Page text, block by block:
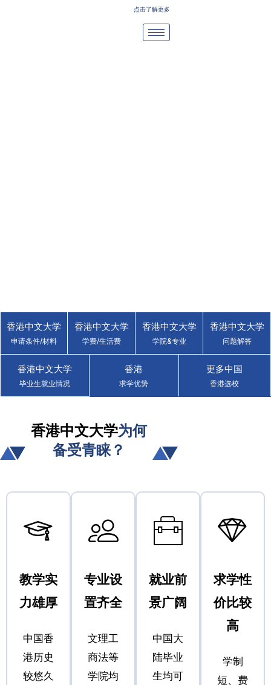
点击了解更多
香港中文大学
The Chinese University
of Hong Kong (CUHK)
省钱省力 · 读香港名校 · 获得香港身份
立即咨询
香港中文大学
申请条件/材料
香港中文大学
学费/生活费
香港中文大学
学院&专业
香港中文大学
问题解答
香港中文大学
毕业生就业情况
香港
求学优势
更多中国
香港选校
香港中文大学为何
备受青睐？
教学实
力雄厚
中国香
港历史
较悠久
专业设
置齐全
文理工
商法等
学院均
就业前
景广阔
中国大
陆毕业
生均可
求学性
价比较
高
学制
短、费